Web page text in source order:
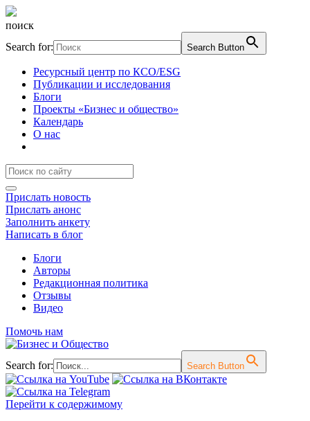
поиск
Search for:
Search Button
Ресурсный центр по КСО/ESG
Публикации и исследования
Блоги
Проекты «Бизнес и общество»
Календарь
О нас
Прислать новость
Прислать анонс
Заполнить анкету
Написать в блог
Блоги
Авторы
Редакционная политика
Отзывы
Видео
Помочь нам
Search for: Search Button
Перейти к содержимому